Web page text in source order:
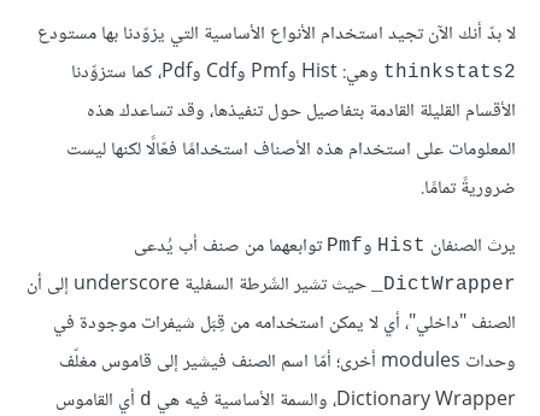
لا بدّ أنك الآن تجيد استخدام الأنواع الأساسية التي يزوّدنا بها مستودع
thinkstats2
وهي: Hist وPmf وCdf وPdf، كما ستزوِّدنا
الأقسام القليلة القادمة بتفاصيل حول تنفيذها، وقد تساعدك هذه
المعلومات على استخدام هذه الأصناف استخدامًا فعّالًا لكنها ليست
ضروريةً تمامًا.
يرث الصنفان Hist وPmf توابعهما من صنف أب يُدعى
‎_DictWrapper‎
حيث تشير الشَرطة السفلية underscore إلى أن
الصنف "داخلي"، أي لا يمكن استخدامه من قِبَل شيفرات موجودة في
وحدات modules أخرى؛ أمّا اسم الصنف فيشير إلى قاموس مغلّف
Dictionary Wrapper، والسمة الأساسية فيه هي
d أي القاموس